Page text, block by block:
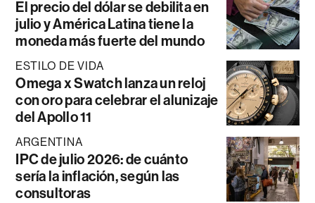
El precio del dólar se debilita en
julio y América Latina tiene la
moneda más fuerte del mundo
ESTILO DE VIDA
Omega x Swatch lanza un reloj
con oro para celebrar el alunizaje
del Apollo 11
ARGENTINA
IPC de julio 2026: de cuánto
sería la inflación, según las
consultoras